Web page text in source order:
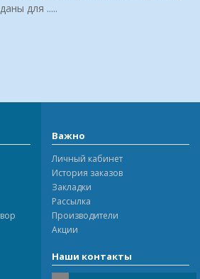
для .....
Важно
Личный кабинет
История заказов
Закладки
Рассылка
Производители
Акции
Наши контакты